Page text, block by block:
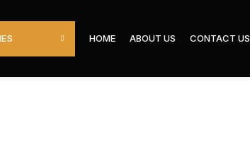
HOME ABOUT US CONTACT US